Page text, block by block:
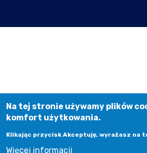
Na tej stronie używamy plików
komfort użytkowania.
Klikając przycisk Akceptuję, wyrażasz na
Więcej informacji